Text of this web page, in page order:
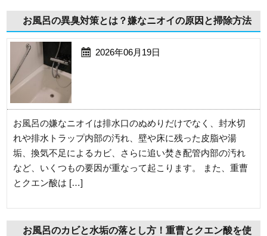
お風呂の異臭対策とは？嫌なニオイの原因と掃除方法
2026年06月19日
お風呂の嫌なニオイは排水口のぬめりだけでなく、封水切
れや排水トラップ内部の汚れ、壁や床に残った皮脂や湯
垢、換気不足によるカビ、さらに追い焚き配管内部の汚れ
など、いくつもの要因が重なって起こります。 また、重曹
とクエン酸は […]
お風呂のカビと水垢の落とし方！重曹とクエン酸を使